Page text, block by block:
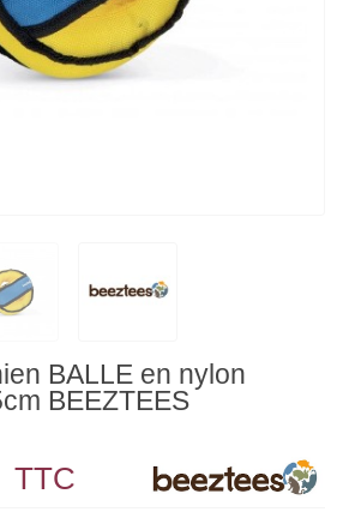
BALLE en nylon
BEEZTEES
TTC